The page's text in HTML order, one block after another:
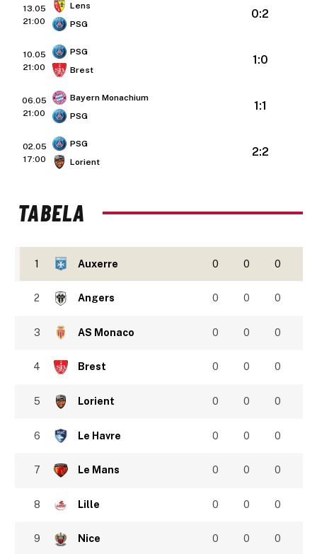
13.05
21:00
Lens
PSG
0:2
10.05
21:00
PSG
Brest
1:0
06.05
21:00
Bayern Monachium
PSG
1:1
02.05
17:00
PSG
Lorient
2:2
TABELA
1 Auxerre 0 0 0
2 Angers 0 0 0
3 AS Monaco 0 0 0
4 Brest 0 0 0
5 Lorient 0 0 0
6 Le Havre 0 0 0
7 Le Mans 0 0 0
8 Lille 0 0 0
9 Nice 0 0 0